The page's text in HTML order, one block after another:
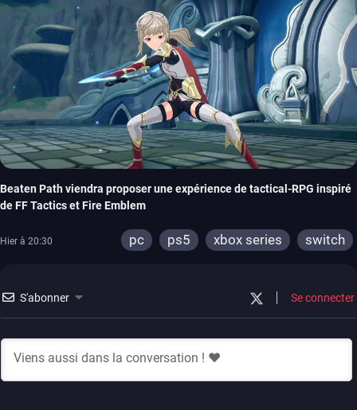
Beaten Path viendra proposer une expérience de tactical-RPG inspiré
de FF Tactics et Fire Emblem
Hier à 20:30 pc ps5 xbox series switch
S'abonner Se connecter